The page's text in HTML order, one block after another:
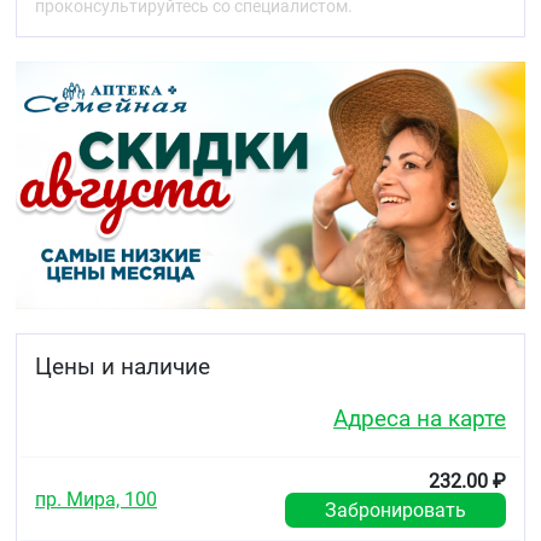
лекарственного – поддерживает процессы
естественного обновления слизистой оболочки
рта и горла. В течение многих веков, еще со
времен Гиппократа, шалфей был известен
своими полезными свойствами. И это не
случайно. Даже само название этого
красивого душистого растения происходит от
латинского слова «спаситель». Еще греческие
поэты в своих стихах воспевали шалфей и
любили заваривать особый «греческий» чай из
листьев этого растения. Древние римляне
считали шалфей священной травой.
шалфея
– смягчает слизистую
естественного обновления.
1 В соответствии с ТУ 10.89.19-290-21428156-20 17.
добавки к пище – дополнительного источника
витамина С.
проконсультируйтесь со специалистом.
Цены и наличие
Адреса на карте
пр. Мира, 100
232.00 ₽
Забронировать